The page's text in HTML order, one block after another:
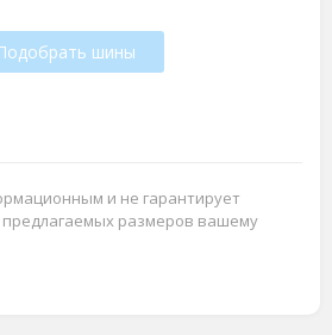
шины
и не гарантирует
предлагаемых размеров вашему